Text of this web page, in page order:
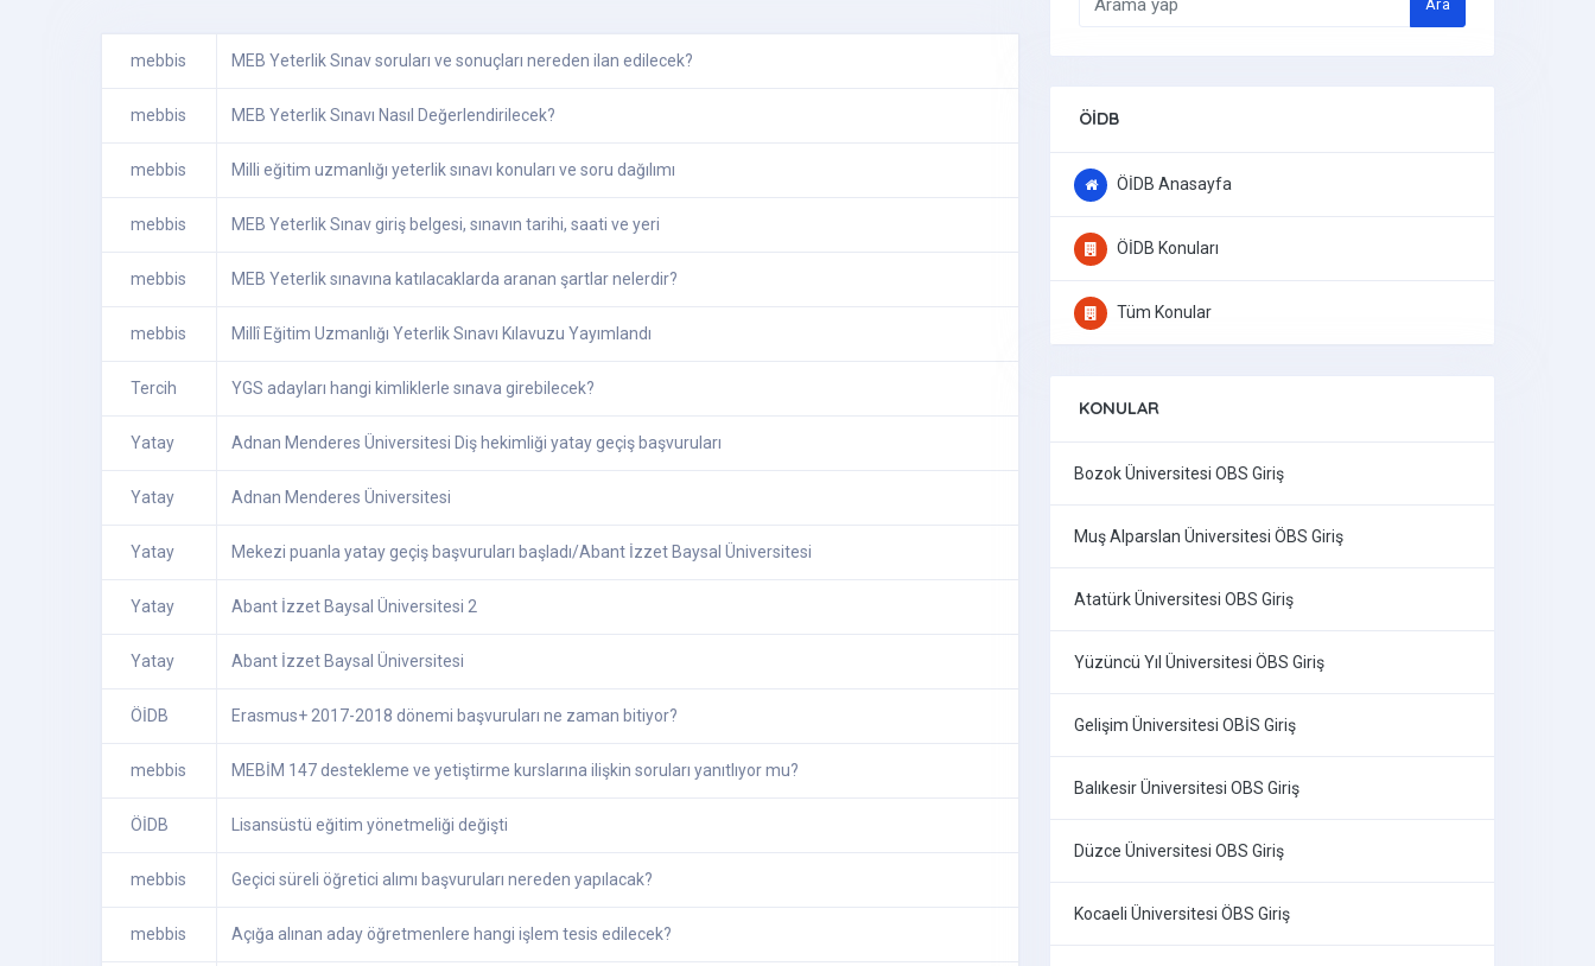
mebbis MEB Yeterlik Sınav soruları ve sonuçları nereden ilan edilecek?
mebbis MEB Yeterlik Sınavı Nasıl Değerlendirilecek?
mebbis Milli eğitim uzmanlığı yeterlik sınavı konuları ve soru dağılımı
mebbis MEB Yeterlik Sınav giriş belgesi, sınavın tarihi, saati ve yeri
mebbis MEB Yeterlik sınavına katılacaklarda aranan şartlar nelerdir?
mebbis Millî Eğitim Uzmanlığı Yeterlik Sınavı Kılavuzu Yayımlandı
Tercih YGS adayları hangi kimliklerle sınava girebilecek?
Yatay Adnan Menderes Üniversitesi Diş hekimliği yatay geçiş başvuruları
Yatay Adnan Menderes Üniversitesi
Yatay Mekezi puanla yatay geçiş başvuruları başladı/Abant İzzet Baysal Üniversitesi
Yatay Abant İzzet Baysal Üniversitesi 2
Yatay Abant İzzet Baysal Üniversitesi
ÖİDB Erasmus+ 2017-2018 dönemi başvuruları ne zaman bitiyor?
mebbis MEBİM 147 destekleme ve yetiştirme kurslarına ilişkin soruları yanıtlıyor mu?
ÖİDB Lisansüstü eğitim yönetmeliği değişti
mebbis Geçici süreli öğretici alımı başvuruları nereden yapılacak?
mebbis Açığa alınan aday öğretmenlere hangi işlem tesis edilecek?
Ara
ÖİDB
ÖİDB Anasayfa
ÖİDB Konuları
Tüm Konular
KONULAR
Bozok Üniversitesi OBS Giriş
Muş Alparslan Üniversitesi ÖBS Giriş
Atatürk Üniversitesi OBS Giriş
Yüzüncü Yıl Üniversitesi ÖBS Giriş
Gelişim Üniversitesi OBİS Giriş
Balıkesir Üniversitesi OBS Giriş
Düzce Üniversitesi OBS Giriş
Kocaeli Üniversitesi ÖBS Giriş